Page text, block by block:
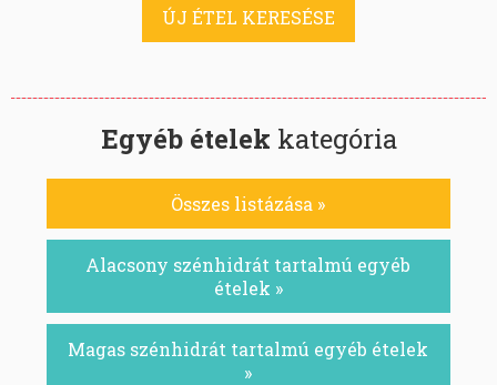
ÚJ ÉTEL KERESÉSE
Egyéb ételek kategória
Összes listázása »
Alacsony szénhidrát tartalmú egyéb
ételek »
Magas szénhidrát tartalmú egyéb ételek
»